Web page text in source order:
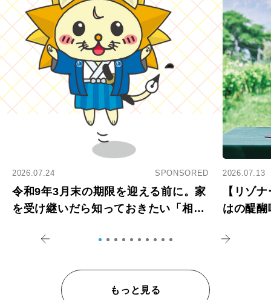
2026.07.24 SPONSORED
令和9年3月末の期限を迎える前に。家
を受け継いだら知っておきたい「相続
2026.07.13
【リゾ
はの醍
もっと見る